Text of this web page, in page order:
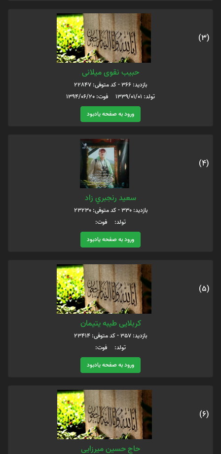
(3)
حبیب نقوی میلانی
بازدید: 366 - کد متوفی: 22847
تولد: 1339/01/01 فوت: 1394/06/20
ورود به صفحه یادبود
(4)
سعيد رنجبري زاد
بازدید: 330 - کد متوفی: 23230
تولد: فوت:
ورود به صفحه یادبود
(5)
کربلایی طیبه یتیمان
بازدید: 357 - کد متوفی: 23414
تولد: فوت:
ورود به صفحه یادبود
(6)
حاج حسین میرزایی